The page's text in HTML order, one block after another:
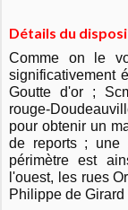
Détails du
Comme on le
significativement
Goutte d'or ;
rouge-
pour obtenir un
de reports ; une
périmètre est
l'ouest, les rues
Philippe de